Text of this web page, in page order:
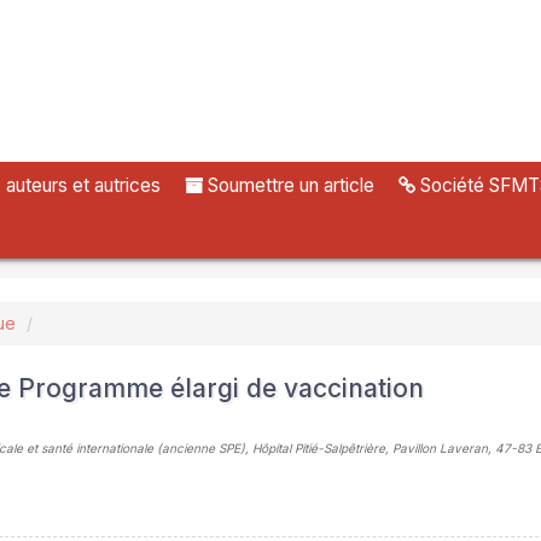
et autrices Soumettre un article Société
Programme élargi de vaccination
et santé internationale (ancienne SPE), Hôpital Pitié-Salpêtrière, Pavillon Laveran, 47-83